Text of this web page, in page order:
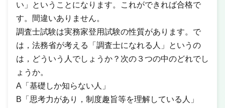
い」ということになります。これができれば合格で
す。間違いありません。
調査士試験は実務家登用試験の性質があります。で
は，法務省が考える「調査士になれる人」というの
は，どういう人でしょうか？次の３つの中のどれでし
ょうか。
A「基礎しか知らない人」
B「思考力があり，制度趣旨等を理解している人」